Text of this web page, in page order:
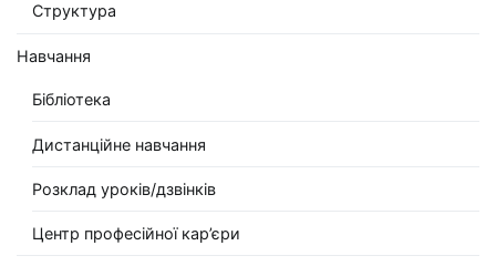
Структура
Навчання
Бібліотека
Дистанційне навчання
Розклад уроків/дзвінків
Центр професійної кар’єри